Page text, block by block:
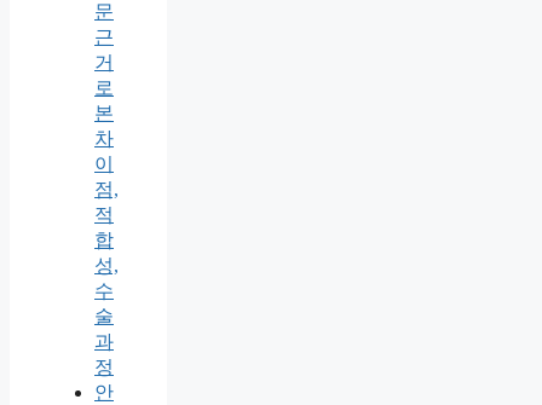
문
근
거
로
본
차
이
점,
적
합
성,
수
술
과
정
안